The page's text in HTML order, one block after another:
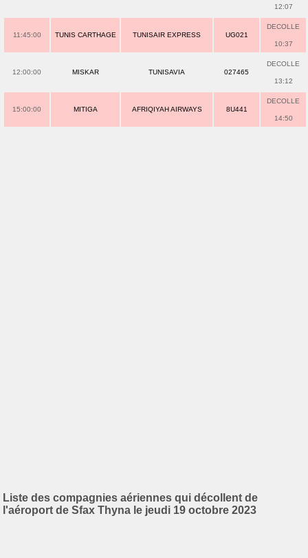
12:07
11:45:00 TUNIS CARTHAGE TUNISAIR EXPRESS UG021
DECOLLE
10:37
12:00:00 MISKAR TUNISAVIA 027465
DECOLLE
13:12
15:00:00 MITIGA AFRIQIYAH AIRWAYS 8U441
DECOLLE
14:50
Liste des compagnies aériennes qui décollent de
l'aéroport de Sfax Thyna le jeudi 19 octobre 2023